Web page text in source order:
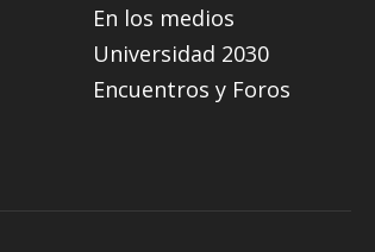
En los medios
Universidad 2030
Encuentros y Foros